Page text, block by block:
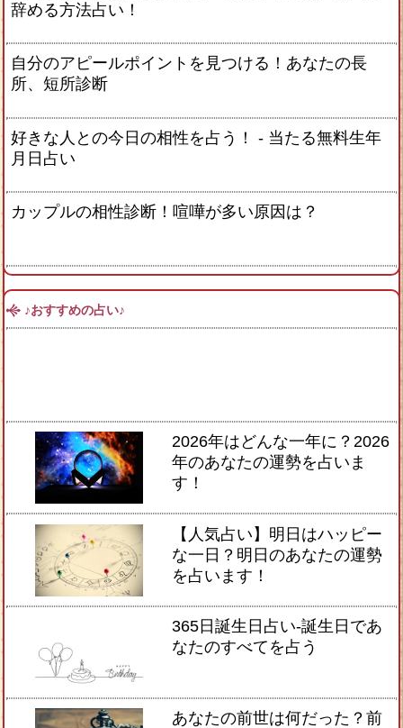
辞める方法占い！
自分のアピールポイントを見つける！あなたの長
所、短所診断
好きな人との今日の相性を占う！ ‐ 当たる無料生年
月日占い
カップルの相性診断！喧嘩が多い原因は？
♪おすすめの占い♪
2026年はどんな一年に？2026
年のあなたの運勢を占いま
す！
【人気占い】明日はハッピー
な一日？明日のあなたの運勢
を占います！
365日誕生日占い-誕生日であ
なたのすべてを占う
あなたの前世は何だった？前